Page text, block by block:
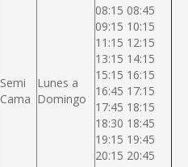
Semi
Cama
Lunes a
Domingo
08:15 08:45
09:15 10:15
11:15 12:15
13:15 14:15
15:15 16:15
16:45 17:15
17:45 18:15
18:30 18:45
19:15 19:45
20:15 20:45